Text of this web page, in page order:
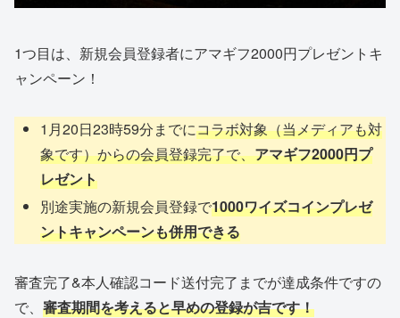
1つ目は、新規会員登録者にアマギフ2000円プレゼントキ
ャンペーン！
1月20日23時59分までにコラボ対象（当メディアも対
象です）からの会員登録完了で、アマギフ2000円プ
レゼント
別途実施の新規会員登録で1000ワイズコインプレゼ
ントキャンペーンも併用できる
審査完了&本人確認コード送付完了までが達成条件ですの
で、 審査期間を考えると早めの登録が吉です！